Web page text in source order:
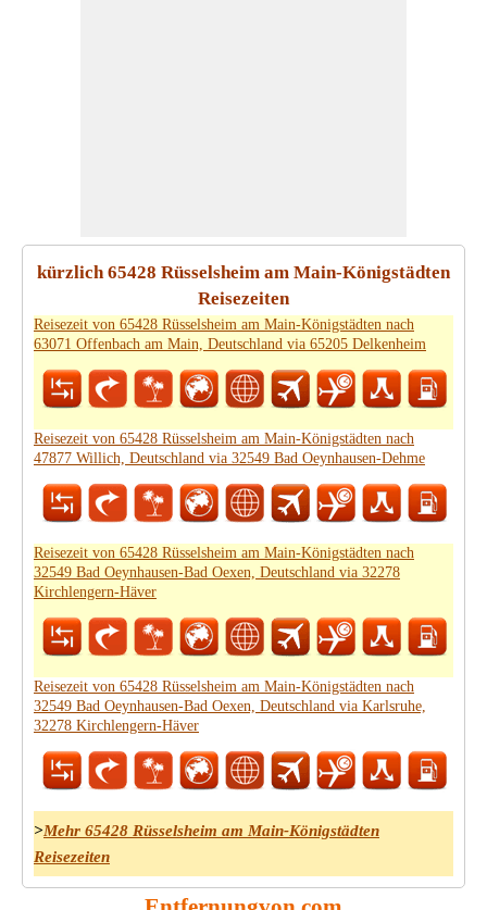
kürzlich 65428 Rüsselsheim am Main-Königstädten
Reisezeiten
Reisezeit von 65428 Rüsselsheim am Main-Königstädten nach
63071 Offenbach am Main, Deutschland via 65205 Delkenheim
Reisezeit von 65428 Rüsselsheim am Main-Königstädten nach
47877 Willich, Deutschland via 32549 Bad Oeynhausen-Dehme
Reisezeit von 65428 Rüsselsheim am Main-Königstädten nach
32549 Bad Oeynhausen-Bad Oexen, Deutschland via 32278
Kirchlengern-Häver
Reisezeit von 65428 Rüsselsheim am Main-Königstädten nach
32549 Bad Oeynhausen-Bad Oexen, Deutschland via Karlsruhe,
32278 Kirchlengern-Häver
>Mehr 65428 Rüsselsheim am Main-Königstädten
Reisezeiten